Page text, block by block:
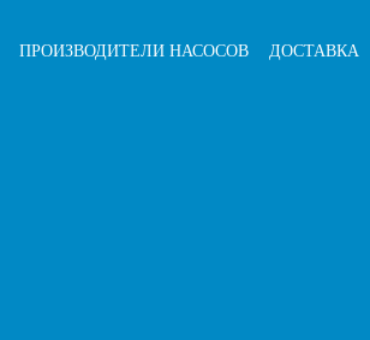
ПРОИЗВОДИТЕЛИ НАСОСОВ ДОСТАВКА